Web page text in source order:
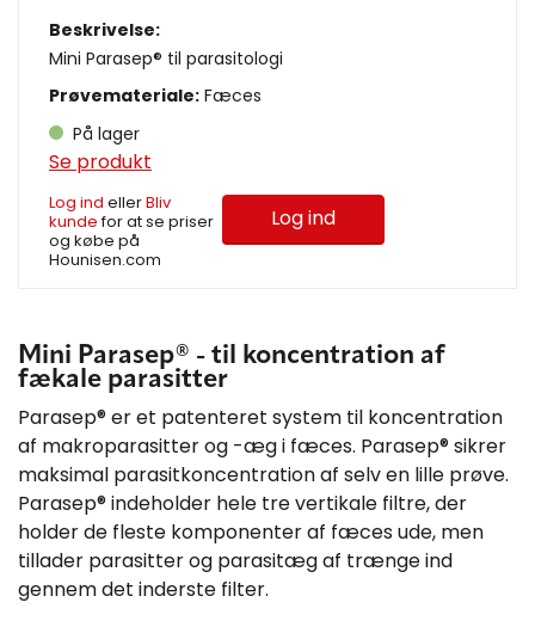
Beskrivelse:
Mini Parasep® til parasitologi
Prøvemateriale: Fæces
På lager
Se produkt
Log ind ellerBliv
kundefor at se priser
og købe på
Hounisen.com
Log ind
Mini Parasep® - til koncentration af
fækale parasitter
Parasep® er et patenteret system til koncentration
af makroparasitter og -æg i fæces. Parasep® sikrer
maksimal parasitkoncentration af selv en lille prøve.
Parasep® indeholder hele tre vertikale filtre, der
holder de fleste komponenter af fæces ude, men
tillader parasitter og parasitæg af trænge ind
gennem det inderste filter.